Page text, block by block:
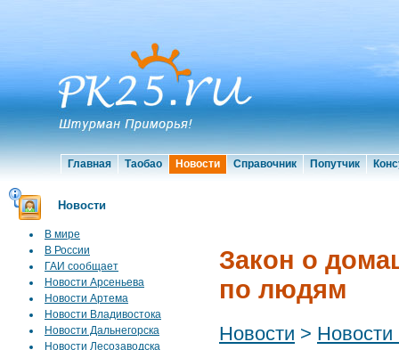
Главная Таобао Новости Справочник Попутчик
Новости
В мире
В России
ГАИ сообщает
Новости Арсеньева
Новости Артема
Новости Владивостока
Новости Дальнегорска
Новости Лесозаводска
Закон о
по людям
Новости >